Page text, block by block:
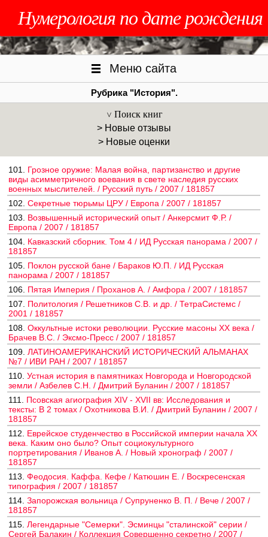
Нумерология по дате рождения
Меню сайта
Рубрика "История".
Поиск книг
> Новые отзывы
> Новые оценки
101. Грозное оружие: Малая война, партизанство и другие
виды асимметричного воевания в свете наследия русских
военных мыслителей. / Русский путь / 2007 / 181857
102. Секретные тюрьмы ЦРУ / Европа / 2007 / 181857
103. Возвышенный исторический опыт / Анкерсмит Ф.Р. /
Европа / 2007 / 181857
104. Кавказский сборник. Том 4 / ИД Русская панорама / 2007 /
181857
105. Поклон русской бане / Бараков Ю.П. / ИД Русская
панорама / 2007 / 181857
106. Пятая Империя / Проханов А. / Амфора / 2007 / 181857
107. Политология / Решетников С.В. и др. / ТетраСистемс /
2001 / 181857
108. Оккультные истоки революции. Русские масоны ХХ века /
Брачев В.C. / Эксмо-Пресс / 2007 / 181857
109. ЛАТИНОАМЕРИКАНСКИЙ ИСТОРИЧЕСКИЙ АЛЬМАНАХ
№7 / ИВИ РАН / 2007 / 181857
110. Устная история в памятниках Новгорода и Новгородской
земли / Азбелев С.Н. / Дмитрий Буланин / 2007 / 181857
111. Псовская агиография XIV - XVII вв: Исследования и
тексты: В 2 томах / Охотникова В.И. / Дмитрий Буланин / 2007 /
181857
112. Еврейское студенчество в Российской империи начала ХХ
века. Каким оно было? Опыт социокультурного
портретирования / Иванов А. / Новый хронограф / 2007 /
181857
113. Феодосия. Каффа. Кефе / Катюшин Е. / Воскресенская
типография / 2007 / 181857
114. Запорожская вольница / Супруненко В. П. / Вече / 2007 /
181857
115. Легендарные "Семерки". Эсминцы "сталинской" серии /
Сергей Балакин / Коллекция Совершенно секретно / 2007 /